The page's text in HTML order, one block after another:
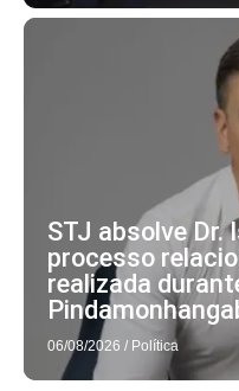
STJ absolve Dr.
processo
realizada
06/08/2026 / Política